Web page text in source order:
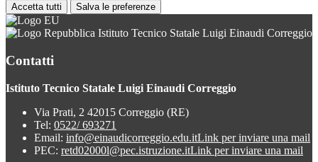
Accetta tutti Salva le preferenze
Istituto Tecnico Statale Luigi Einaudi Correggio
Contatti
Istituto Tecnico Statale Luigi Einaudi Correggio
Via Prati, 2 42015 Correggio (RE)
Tel: 0522/ 693271
Email: info@einaudicorreggio.edu.itLink per inviare una mail
PEC: retd02000l@pec.istruzione.itLink per inviare una mail